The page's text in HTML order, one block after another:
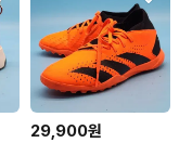
29,900원